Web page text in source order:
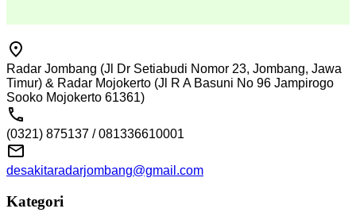
Radar Jombang (Jl Dr Setiabudi Nomor 23, Jombang, Jawa
Timur) & Radar Mojokerto (Jl R A Basuni No 96 Jampirogo
Sooko Mojokerto 61361)
(0321) 875137 / 081336610001
desakitaradarjombang@gmail.com
Kategori